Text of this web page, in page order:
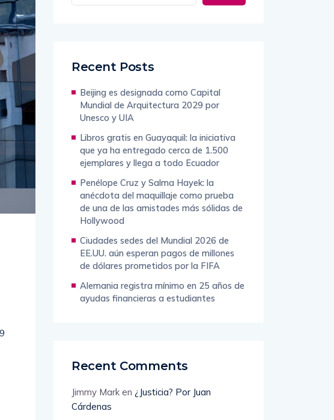
Recent Posts
Beijing es designada como Capital
Mundial de Arquitectura 2029 por
Unesco y UIA
Libros gratis en Guayaquil: la iniciativa
que ya ha entregado cerca de 1.500
ejemplares y llega a todo Ecuador
Penélope Cruz y Salma Hayek: la
anécdota del maquillaje como prueba
de una de las amistades más sólidas de
Hollywood
Ciudades sedes del Mundial 2026 de
de dólares prometidos por la FIFA
Alemania registra mínimo en 25 años de
Recent Comments